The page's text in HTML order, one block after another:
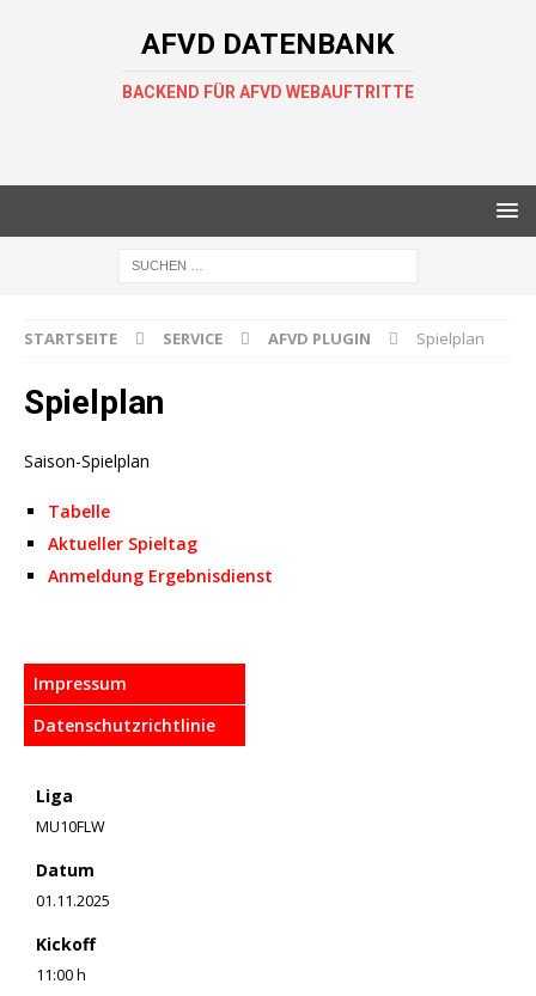
AFVD DATENBANK
BACKEND FÜR AFVD WEBAUFTRITTE
STARTSEITE SERVICE AFVD PLUGIN Spielplan
Spielplan
Saison-Spielplan
Tabelle
Aktueller Spieltag
Anmeldung Ergebnisdienst
Impressum
Datenschutzrichtlinie
Liga
MU10FLW
Datum
01.11.2025
Kickoff
11:00 h